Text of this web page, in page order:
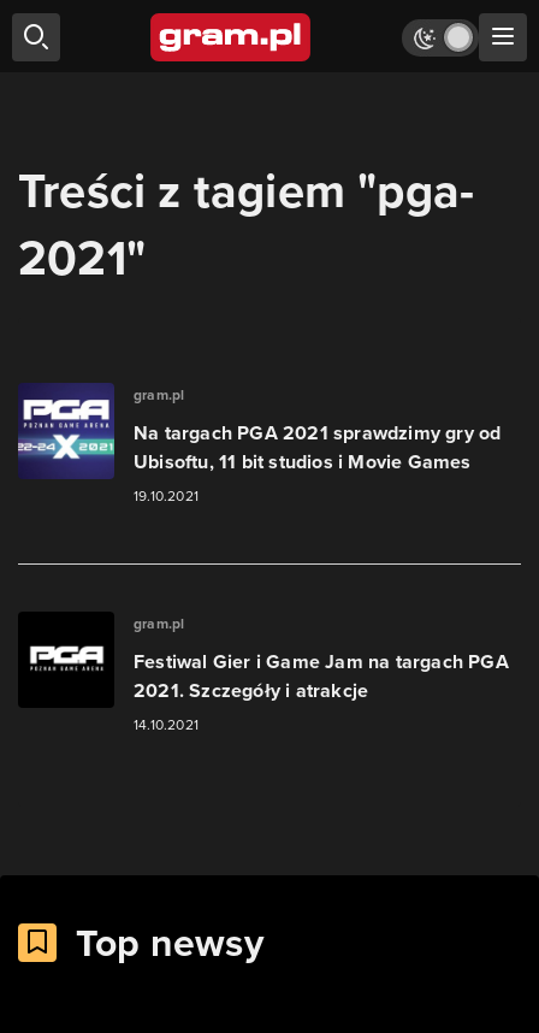
Treści z tagiem "pga-
2021"
gram.pl
Na targach PGA 2021 sprawdzimy gry od
Ubisoftu, 11 bit studios i Movie Games
19.10.2021
gram.pl
Festiwal Gier i Game Jam na targach PGA
2021. Szczegóły i atrakcje
14.10.2021
Top newsy